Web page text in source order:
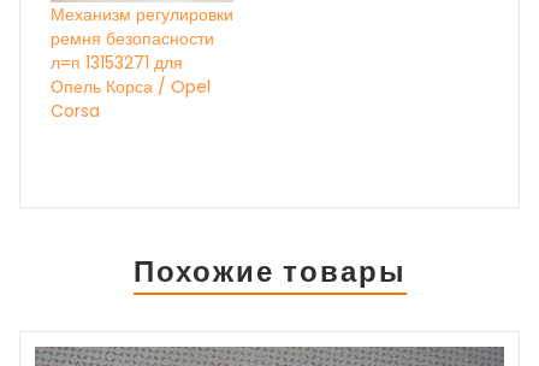
Механизм регулировки
ремня безопасности
л=п 13153271 для
Опель Корса / Opel
Corsa
Похожие товары